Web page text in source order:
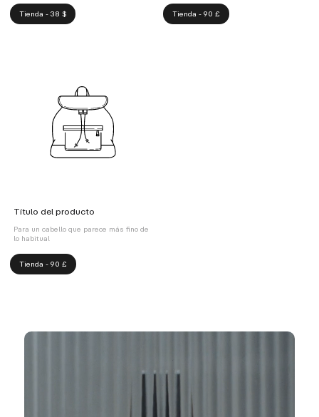
Tienda - 38 $ Tienda - 90 £
Título del producto
Para un cabello que parece más fino de
lo habitual
Tienda - 90 £